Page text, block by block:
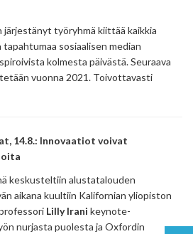
työryhmä kiittää kaikkia
sosiaalisen median
kolmesta päivästä. Seuraava
vuonna 2021. Toivottavasti
14.8.: Innovaatiot voivat
keskusteltiin alustatalouden
aikana kuultiin Kalifornian yliopiston
Lilly Irani keynote-
nurjasta puolesta ja Oxfordin